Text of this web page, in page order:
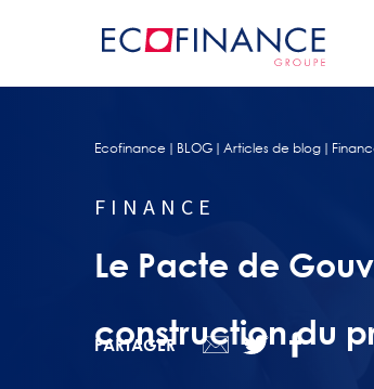
Ecofinance BLOG Articles de blog
FINANCE
Le Pacte de
construction du
PARTAGER